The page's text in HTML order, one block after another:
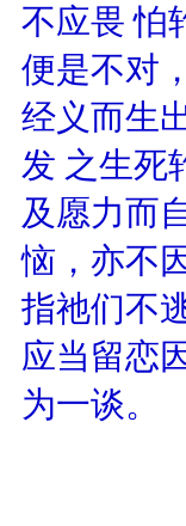
不应畏 怕
便是不对
经义而生
发 之生死
及愿力而
恼，亦不
指祂们不
应当留恋
为一谈。